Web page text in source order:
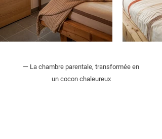
— La chambre parentale, transformée en
un cocon chaleureux